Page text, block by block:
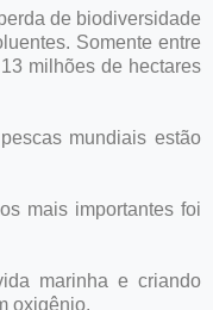
de biodiversidade
Somente entre
milhões de hectares
mundiais estão
mais importantes foi
marinha e criando
oxigênio.